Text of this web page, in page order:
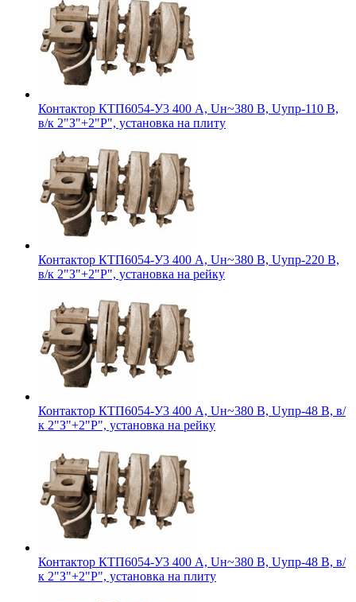
Контактор КТП6054-У3 400 А, Uн~380 В, Uупр-110 В,
в/к 2"З"+2"Р", установка на плиту
Контактор КТП6054-У3 400 А, Uн~380 В, Uупр-220 В,
в/к 2"З"+2"Р", установка на рейку
Контактор КТП6054-У3 400 А, Uн~380 В, Uупр-48 В, в/
к 2"З"+2"Р", установка на рейку
Контактор КТП6054-У3 400 А, Uн~380 В, Uупр-48 В, в/
к 2"З"+2"Р", установка на плиту